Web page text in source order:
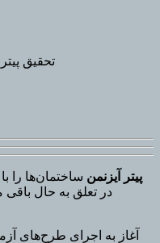
تحقیق
پیتر آیزنمن ساختمان‌ها را
در تعلق به حال باقی
آغاز به اجرای طرح‌های